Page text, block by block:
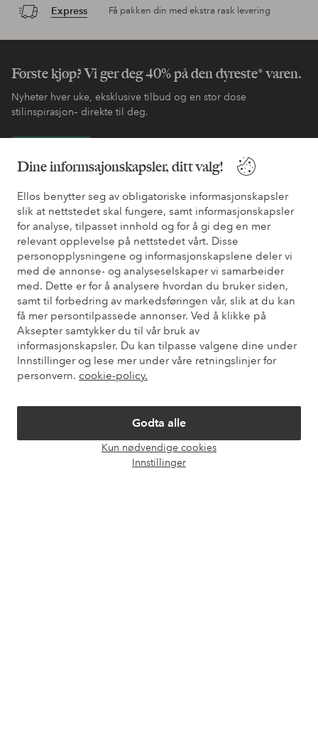
Dine informsajonskapsler, ditt valg!
Ellos benytter seg av obligatoriske informasjonskapsler
slik at nettstedet skal fungere, samt informasjonskapsler
for analyse, tilpasset innhold og for å gi deg en mer
relevant opplevelse på nettstedet vårt. Disse
personopplysningene og informasjonskapslene deler vi
med de annonse- og analyseselskaper vi samarbeider
med. Dette er for å analysere hvordan du bruker siden,
samt til forbedring av markedsføringen vår, slik at du kan
få mer persontilpassede annonser. Ved å klikke på
Aksepter samtykker du til vår bruk av
informasjonskapsler. Du kan tilpasse valgene dine under
Innstillinger og lese mer under våre retningslinjer for
personvern. cookie-policy.
Godta alle
Kun nødvendige cookies
Innstillinger
Express Få pakken din med ekstra rask levering
Første kjøp? Vi ger deg 40% på den dyreste* varen.
Nyheter hver uke, eksklusive tilbud og en stor dose
stilinspirasjon– direkte til deg.
Trenger du hjelp?
Du finner svar på de vanligste spørsmålene i vår FAQ. Du finner
også informasjon om hvordan du kan kontakte oss.
Kundeservice Bestilling Betalingsmåte
Mine sider